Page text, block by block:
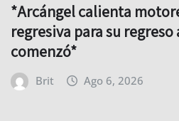
*Arcángel calienta
regresiva para su regreso
comenzó*
Brit Ago 6, 2026